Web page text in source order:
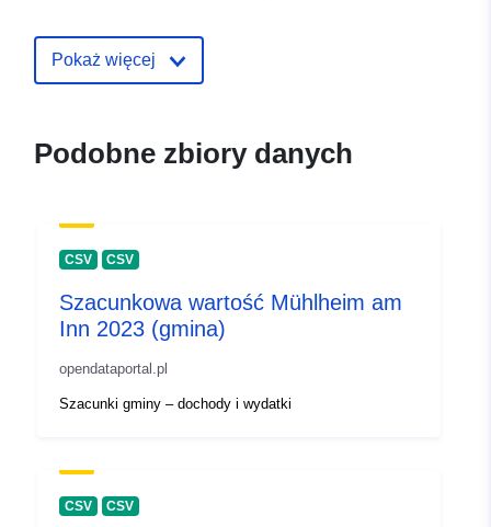
Pokaż więcej
Podobne zbiory danych
CSV CSV
Szacunkowa wartość Mühlheim am
Inn 2023 (gmina)
opendataportal.pl
Szacunki gminy – dochody i wydatki
CSV CSV